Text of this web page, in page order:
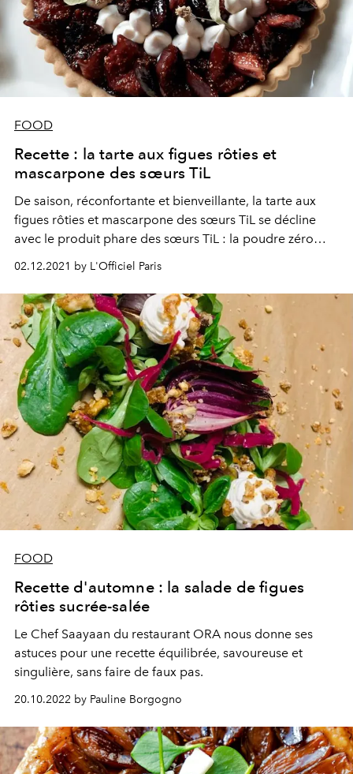
FOOD
Recette : la tarte aux figues rôties et
mascarpone des sœurs TiL
De saison, réconfortante et bienveillante, la tarte aux
figues rôties et mascarpone des sœurs TiL se décline
avec le produit phare des sœurs TiL : la poudre zéro
souci — un concentré d’extraits de fleurs et aubier de
tilleul, de bardane, mélisse, vitamine B6 et minéraux. À
la clé : un organisme purifié, un apaisement mental et
physique optimal, un meilleur sommeil, une bonne
digestion et une belle peau... Le tout en se faisant plaisir
autour d'une recette savoureuse !
02.12.2021 by L'Officiel Paris
FOOD
Recette d'automne : la salade de figues
rôties sucrée-salée
Le Chef Saayaan du restaurant ORA nous donne ses
astuces pour une recette équilibrée, savoureuse et
singulière, sans faire de faux pas.
20.10.2022 by Pauline Borgogno